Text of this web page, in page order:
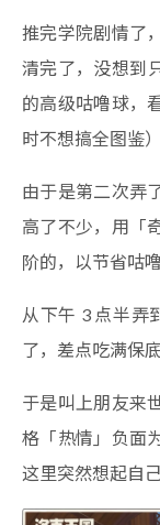
推完学院剧情了
清完了，没想到
的高级咕噜球，
时不想搞全图鉴
由于是第二次弄
高了不少，用「
阶的，以节省咕噜
从下午 3 点半弄
了，差点吃满保底
于是叫上朋友来
格「热情」负面
这里突然想起自